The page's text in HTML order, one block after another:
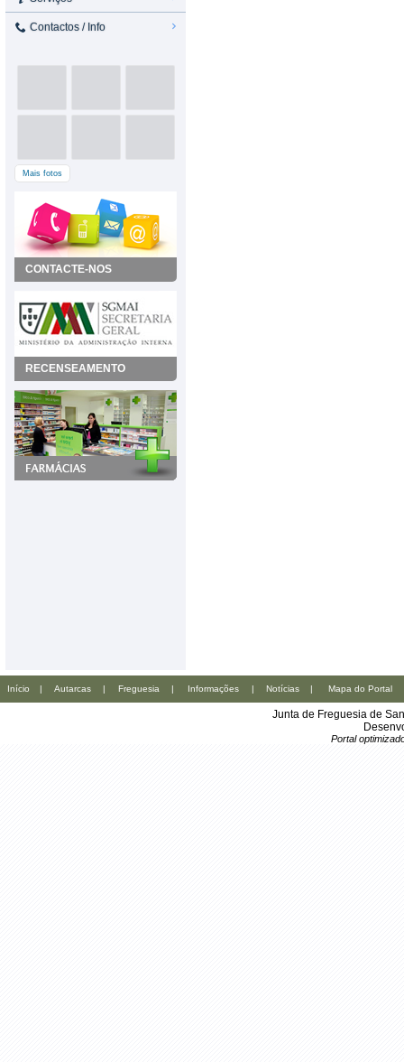
Contactos / Info
Mais fotos
CONTACTE-NOS
RECENSEAMENTO
Início | Autarcas | Freguesia | Informações | Notícias | Mapa do Portal
Junta de Freguesia de
Portal